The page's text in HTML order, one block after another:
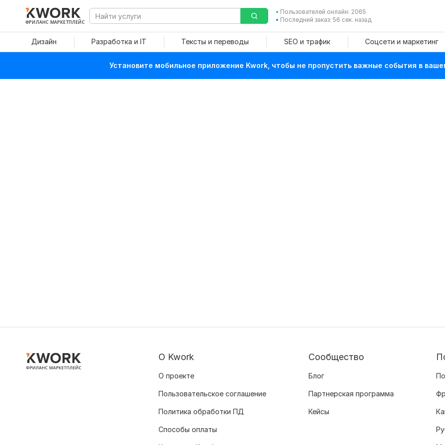
ФРИЛАНС МАРКЕТПЛЕЙС
Пользователей онлайн: 2065
Последний заказ: 56 сек. назад
Дизайн Разработка и IT Тексты и переводы SEO и трафик Соцсети и маркетинг
Установите мобильное приложение Kwork, чтобы не пропустить важные события в
О Kwork
О проекте
Пользовательское соглашение
Политика обработки ПД
Способы оплаты
Сообщество
Блог
Партнерская программа
Кейсы